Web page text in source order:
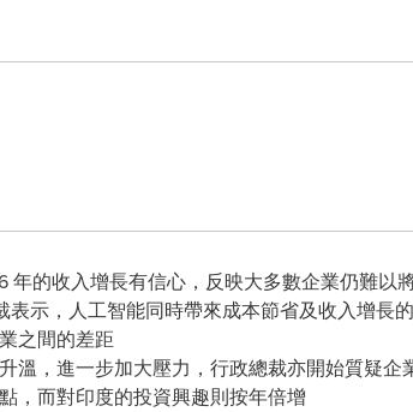
年的收入增長有信心，反映大多數企業仍難以
表示，人工智能同時帶來成本節省及收入增
之間的差距
溫，進一步加大壓力，行政總裁亦開始質疑企
，而對印度的投資興趣則按年倍增